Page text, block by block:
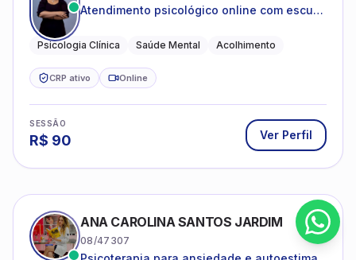
Atendimento psicológico online com escuta
emocional
Psicologia Clínica Saúde Mental Acolhimento
CRP ativo Online
SESSÃO
R$ 90 Ver Perfil
ANA CAROLINA SANTOS JARDIM
08/47307